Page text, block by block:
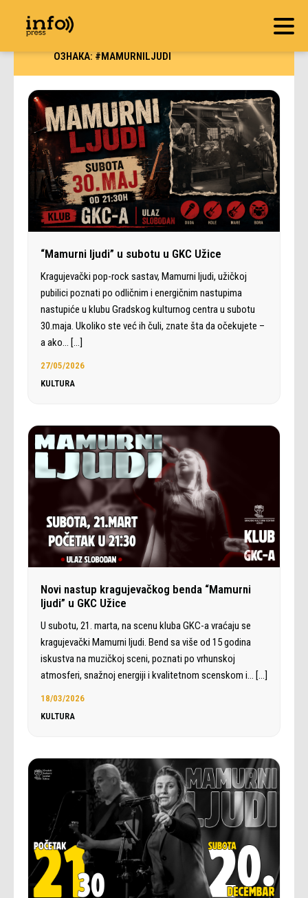
ОЗНАКА:#MAMURNILJUDI
“Mamurni ljudi” u subotu u GKC Užice
Kragujevački pop-rock sastav, Mamurni ljudi, užičkoj
pubilici poznati po odličnim i energičnim nastupima
nastupiće u klubu Gradskog kulturnog centra u subotu
30.maja. Ukoliko ste već ih čuli, znate šta da očekujete –
a ako… […]
27/05/2026
KULTURA
Novi nastup kragujevačkog benda “Mamurni
ljudi” u GKC Užice
U subotu, 21. marta, na scenu kluba GKC-a vraćaju se
kragujevački Mamurni ljudi. Bend sa više od 15 godina
iskustva na muzičkoj sceni, poznati po vrhunskoj
atmosferi, snažnoj energiji i kvalitetnom scenskom i… […]
18/03/2026
KULTURA